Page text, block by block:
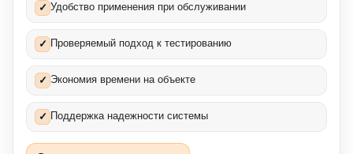
✓ Удобство применения при обслуживании
✓ Проверяемый подход к тестированию
✓ Экономия времени на объекте
✓ Поддержка надежности системы